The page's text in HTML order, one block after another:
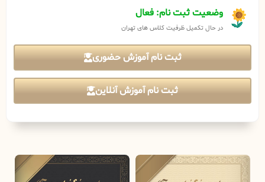
وضعیت ثبت نام: فعال
در حال تکمیل ظرفیت کلاس های تهران
ثبت نام آموزش حضوری
ثبت نام آموزش آنلاین